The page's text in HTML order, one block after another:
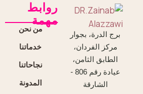
برج الدرة، بجوار
مركز الفردان،
الطابق الثامن،
عيادة رقم 806 -
الشارقة
روابط
مهمة
من نحن
خدماتنا
نجاحاتنا
المدونة